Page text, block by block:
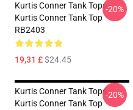
Kurtis Conner Tank Tops -
Kurtis Conner Tank Top
RB2403
19,31 £$24.45
-20%
Kurtis Conner Tank Tops -
Kurtis Conner Tank Top
-20%